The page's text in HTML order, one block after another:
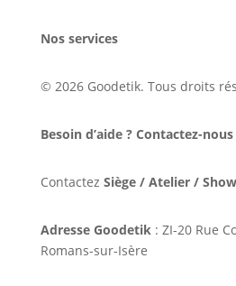
Nos services
© 2026 Goodetik. Tous droits
Besoin d’aide ? Contactez-nous
Contactez Siège / Atelier /
Adresse Goodetik: ZI-20 Rue
Romans-sur-Isère